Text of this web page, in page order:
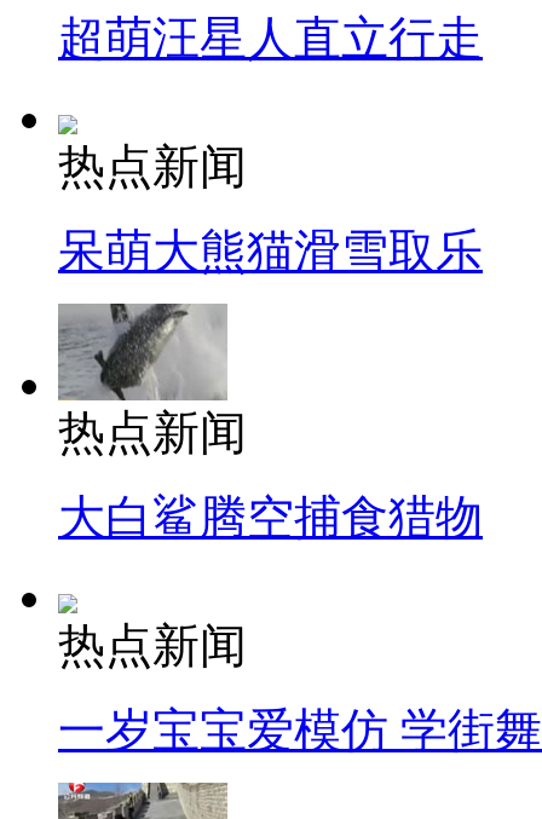
超萌汪星人直立行走
热点新闻
呆萌大熊猫滑雪取乐
热点新闻
大白鲨腾空捕食猎物
热点新闻
一岁宝宝爱模仿 学街